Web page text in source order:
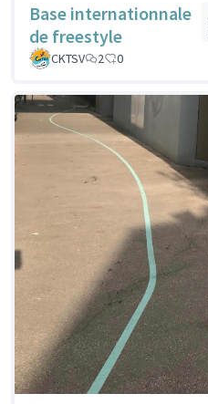
Base internationnale
de freestyle
CKTSV
2 0